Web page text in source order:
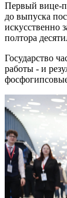
Первый вице-
до выпуска
искусственно
полтора
Государство
работы - и